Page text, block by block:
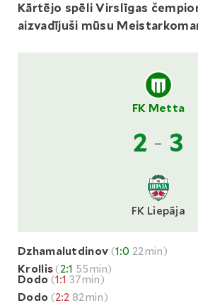
Kārtējo spēli Virslīgas
aizvadījuši mūsu
FK Metta
2 - 3
FK Liepāja
Dzhamalutdinov (1:0 22min)
Krollis(2:1 55min)
Dodo (1:1 37min)
Dodo (2:2 82min)